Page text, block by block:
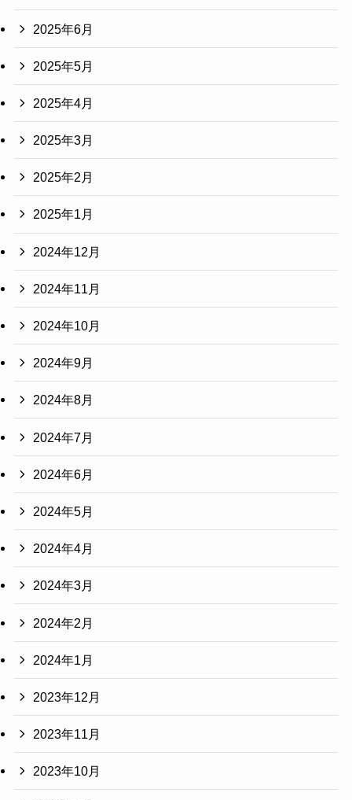
2025年6月
2025年5月
2025年4月
2025年3月
2025年2月
2025年1月
2024年12月
2024年11月
2024年10月
2024年9月
2024年8月
2024年7月
2024年6月
2024年5月
2024年4月
2024年3月
2024年2月
2024年1月
2023年12月
2023年11月
2023年10月